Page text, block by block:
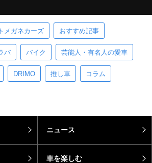
メガネカーズ おすすめ記事
バ バイク 芸能人・有名人の愛車
DRIMO 推し車 コラム
ニュース
車を楽しむ